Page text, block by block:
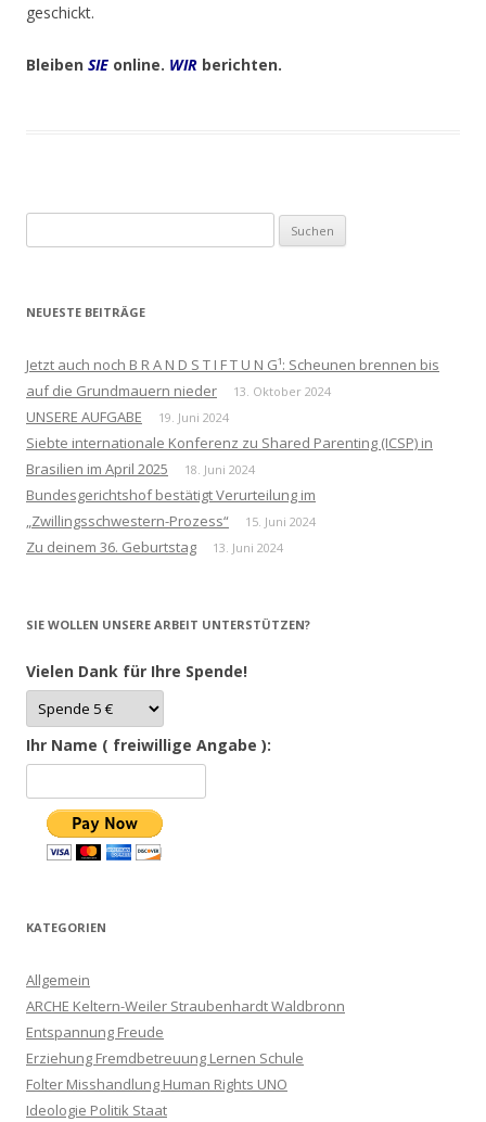
geschickt.
Bleiben SIE online. WIR berichten.
nach:
NEUESTE BEITRÄGE
Jetzt auch noch B R A N D S T I F T U N G¹: Scheunen brennen bis
auf die Grundmauern nieder
13. Oktober 2024
UNSERE AUFGABE 19. Juni 2024
Siebte internationale Konferenz zu Shared Parenting (ICSP) in
Brasilien im April 2025
18. Juni 2024
Bundesgerichtshof bestätigt Verurteilung im
„Zwillingsschwestern-Prozess“
15. Juni 2024
Zu deinem 36. Geburtstag 13. Juni 2024
SIE WOLLEN UNSERE ARBEIT UNTERSTÜTZEN?
Vielen Dank für Ihre Spende!
Ihr Name ( freiwillige Angabe ):
KATEGORIEN
Allgemein
ARCHE Keltern-Weiler Straubenhardt Waldbronn
Entspannung Freude
Erziehung Fremdbetreuung Lernen Schule
Folter Misshandlung Human Rights UNO
Ideologie Politik Staat